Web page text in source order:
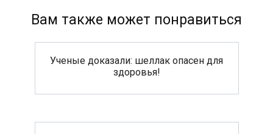
Вам также может понравиться
Ученые доказали: шеллак опасен для
здоровья!